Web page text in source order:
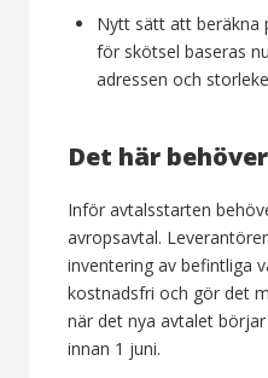
Nytt sätt att beräkna
för skötsel baseras
adressen och
Det här
Inför avtalsstarten
avropsavtal.
inventering av befintliga
kostnadsfri och gör det
när det nya avtalet
innan 1 juni.